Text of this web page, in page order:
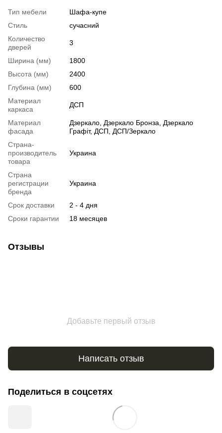
Тип мебели
Шафа-купе
Стиль
сучасний
Количество
дверей
3
Ширина (мм)
1800
Высота (мм)
2400
Глубина (мм)
600
Материал
каркаса
ДСП
Материал
фасада
Дзеркало, Дзеркало Бронза, Дзеркало
Графіт, ДСП, ДСП/Зеркало
Страна-
производитель
товара
Украина
Страна
регистрации
бренда
Украина
Срок доставки
2 - 4 дня
Сроки гарантии
18 месяцев
Отзывы
Добавьте первый отзыв
Написать отзыв
Поделиться в соцсетях